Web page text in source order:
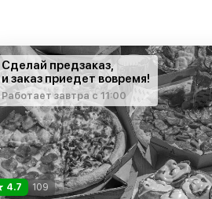
Сделай предзаказ,
и заказ приедет вовремя!
Работает завтра с 11:00
4.7 109